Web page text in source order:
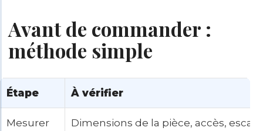
Avant de commander :
méthode simple
Étape À vérifier
Mesurer
Dimensions de la pièce, accès,